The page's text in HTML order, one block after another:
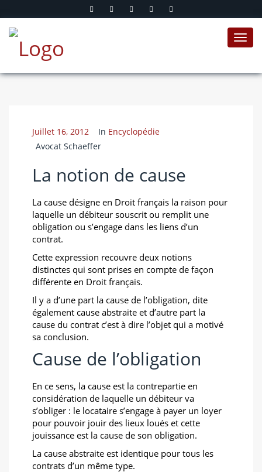
Juillet 16, 2012 In Encyclopédie
Avocat Schaeffer
La notion de cause
La cause désigne en Droit français la raison pour
laquelle un débiteur souscrit ou remplit une
obligation ou s’engage dans les liens d’un
contrat.
Cette expression recouvre deux notions
distinctes qui sont prises en compte de façon
différente en Droit français.
Il y a d’une part la cause de l’obligation, dite
également cause abstraite et d’autre part la
cause du contrat c’est à dire l’objet qui a motivé
sa conclusion.
Cause de l’obligation
En ce sens, la cause est la contrepartie en
considération de laquelle un débiteur va
s’obliger : le locataire s’engage à payer un loyer
pour pouvoir jouir des lieux loués et cette
jouissance est la cause de son obligation.
La cause abstraite est identique pour tous les
contrats d’un même type.